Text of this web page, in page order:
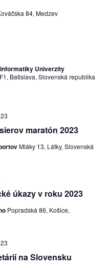
84, Medzev
Univerzity
Batislava, Slovenská republika
maratón 2023
Mláky 13, Látky, Slovenská
úkazy v roku 2023
Popradská 86, Košice,
na Slovensku